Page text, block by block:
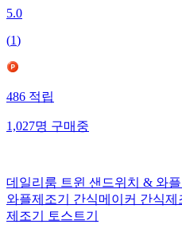
5.0
(1)
486적립
1,027명구매중
데일리룸 트윈 샌드위치 & 와
와플제조기 간식메이커 간식
제조기 토스트기